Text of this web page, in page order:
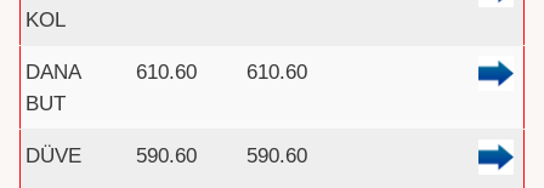
KOL
DANA
BUT
610.60 610.60
DÜVE 590.60 590.60